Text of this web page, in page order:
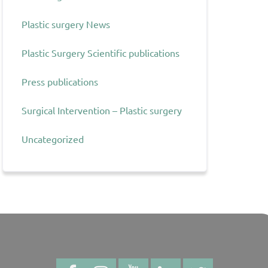
Plastic surgery News
Plastic Surgery Scientific publications
Press publications
Surgical Intervention – Plastic surgery
Uncategorized